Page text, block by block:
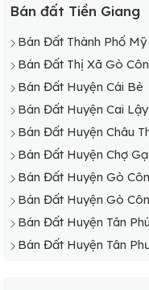
Bán đất Tiền Giang
Bán Đất Thành Phố Mỹ
Bán Đất Thị Xã Gò
Bán Đất Huyện Cái Bè
Bán Đất Huyện Cai Lậy
Bán Đất Huyện Châu
Bán Đất Huyện Chợ
Bán Đất Huyện Gò
Bán Đất Huyện Gò
Bán Đất Huyện Tân
Bán Đất Huyện Tân